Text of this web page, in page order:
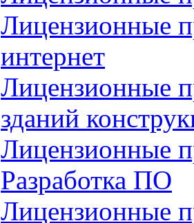
Лицензионные
интернет
Лицензионные
зданий
Лицензионные
Разработка ПО
Лицензионные